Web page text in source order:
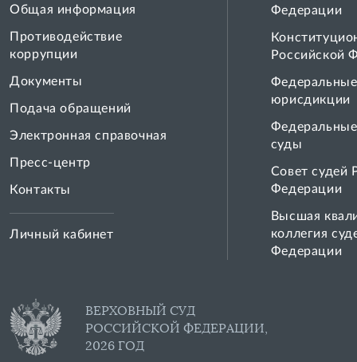
Общая информация
Противодействие
коррупции
Документы
Подача обращений
Электронная справочная
Пресс-центр
Контакты
Личный кабинет
Федерации
Российской
юрисдикции
суды
Совет cудей
Федерации
Высшая
коллегия
Федерации
ВЕРХОВНЫЙ СУД
РОССИЙСКОЙ ФЕДЕРАЦИИ,
2026 ГОД